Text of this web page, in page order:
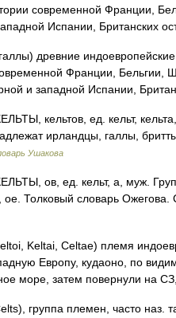
современной Франции,
Испании, Британских
древние
Франции, Бельгии,
и западной Испании,
кельтов, ед. кельт,
ирландцы, галлы,
Ушакова
ов, ед. кельт, а, муж.
ое. Толковый словарь
Keltai, Celtae) племя
Европу, кудаоно, по
море, затем повернули на
группа племен, часто наз.